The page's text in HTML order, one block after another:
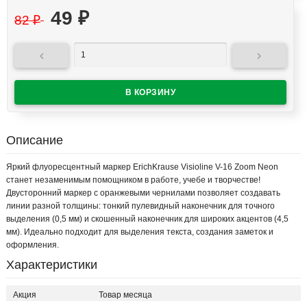
82₽ 49 ₽
 
Описание
Яркий флуоресцентный маркер ErichKrause Visioline V-16 Zoom Neon
станет незаменимым помощником в работе, учебе и творчестве!
Двусторонний маркер с оранжевыми чернилами позволяет создавать
линии разной толщины: тонкий пулевидный наконечник для точного
выделения (0,5 мм) и скошенный наконечник для широких акцентов (4,5
мм). Идеально подходит для выделения текста, создания заметок и
оформления.
Характеристики
Акция Товар месяца